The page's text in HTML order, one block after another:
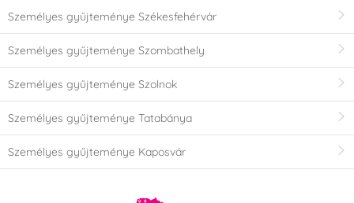
Személyes gyűjteménye Székesfehérvár
Személyes gyűjteménye Szombathely
Személyes gyűjteménye Szolnok
Személyes gyűjteménye Tatabánya
Személyes gyűjteménye Kaposvár